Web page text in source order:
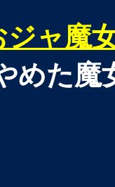
ジャ魔
めた魔